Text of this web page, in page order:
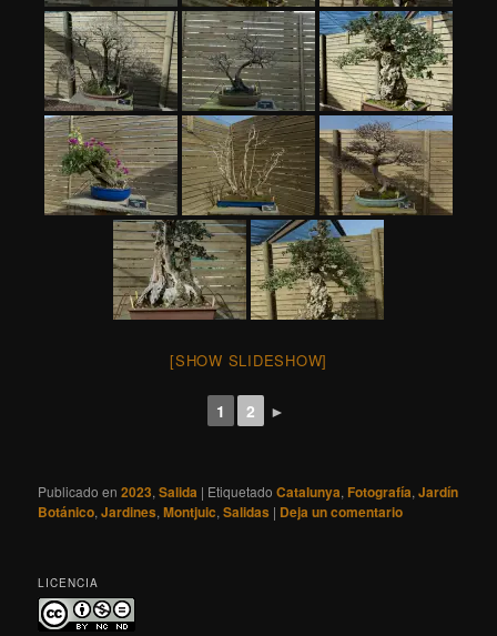
[SHOW SLIDESHOW]
1 2 ►
Publicado en 2023,Salida | Etiquetado Catalunya, Fotografía,Jardín
Botánico,Jardines,Montjuic,Salidas | Deja un comentario
LICENCIA